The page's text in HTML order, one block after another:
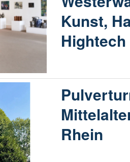
Kunst,
Hightech
Rhein